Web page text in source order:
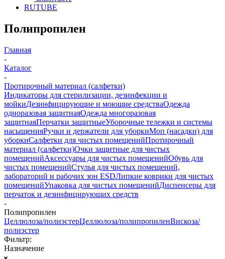
RUTUBE
Полипропилен
Главная
-
Каталог
-
Протирочный материал (салфетки)
Индикаторы для стерилизации, дезинфекции и
мойкиДезинфицирующие и моющие средстваОдежда
одноразовая защитнаяОдежда многоразовая
защитнаяПерчатки защитныеУборочные тележки и системы
насыщенияРучки и держатели для уборкиМоп (насадки) для
уборкиСалфетки для чистых помещенийПротирочный
материал (салфетки)Очки защитные для чистых
помещенийАксессуары для чистых помещенийОбувь для
чистых помещенийСтулья для чистых помещений,
лабораторий и рабочих зон ESDЛипкие коврики для чистых
помещенийУпаковка для чистых помещенийДиспенсеры для
перчаток и дезинфицирующих средств
-
Полипропилен
Целлюлоза/полиэстерЦеллюлоза/полипропиленВискоза/
полиэстер
Фильтр:
Назначение